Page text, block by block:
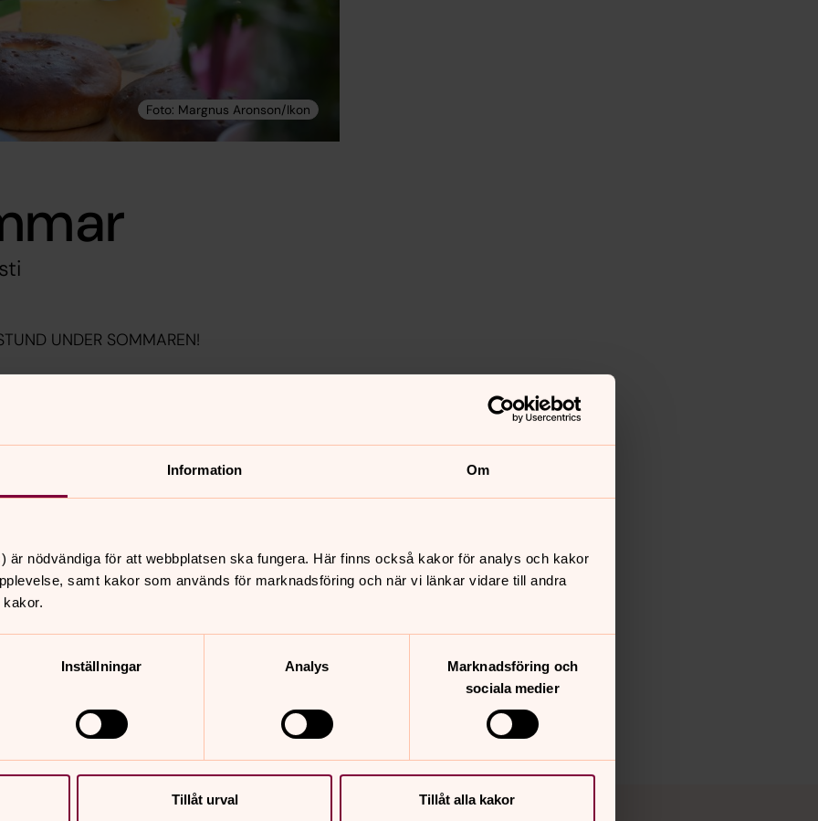
Information Om
är nödvändiga för att webbplatsen ska fungera. Här finns också kakor för analys och kakor
samt kakor som används för marknadsföring och när vi länkar vidare till andra
Inställningar Analys
Marknadsföring och
sociala medier
Tillåt urval Tillåt alla kakor
UNDER SOMMAREN!
Angelica Örneholm under slutet
och samtalar.